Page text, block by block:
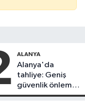
ALANYA
Alanya'da
tahliye: Geniş
güvenlik önlemi
alındı